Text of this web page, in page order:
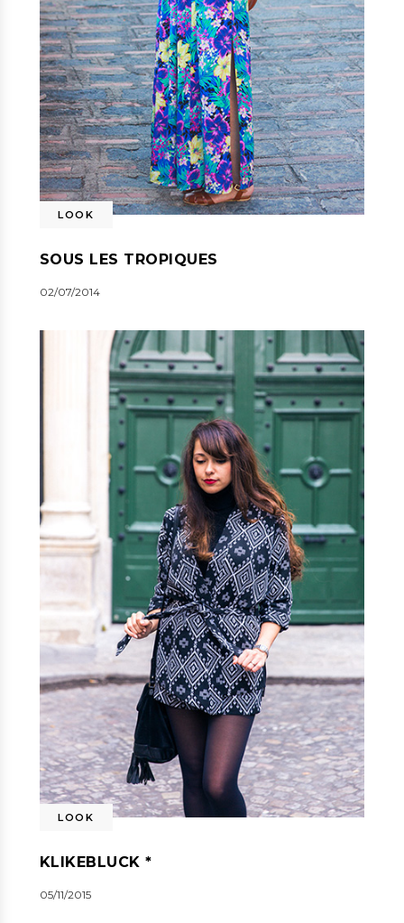
LOOK
SOUS LES TROPIQUES
02/07/2014
LOOK
KLIKEBLUCK *
05/11/2015